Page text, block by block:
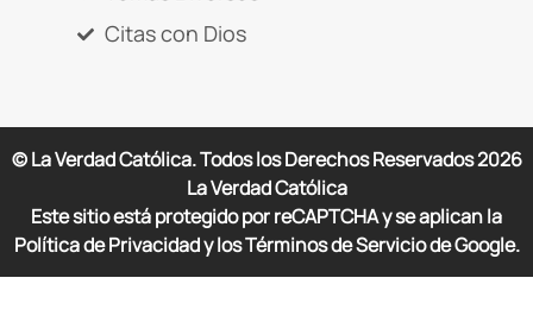
Citas con Dios
© La Verdad Católica. Todos los Derechos Reservados2026
La Verdad Católica
Este sitio está protegido por reCAPTCHA y se aplican la
Política de Privacidad y los Términos de Servicio de Google.